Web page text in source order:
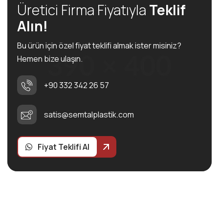
Üretici Firma Fiyatıyla Teklif
Alın!
Bu ürün için özel fiyat teklifi almak ister misiniz?
Hemen bize ulaşın.
+90 332 342 26 57
satis@semtalplastik.com
Fiyat Teklifi Al